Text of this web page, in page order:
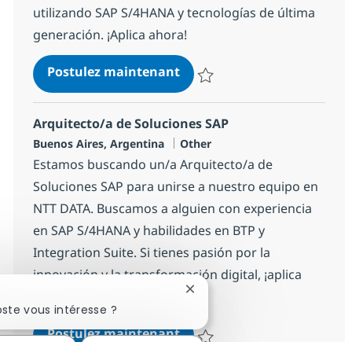
utilizando SAP S/4HANA y tecnologías de última
generación. ¡Aplica ahora!
Postulez maintenantConsultor/a SAP SD SSR
Arquitecto/a de Soluciones SAP
Localisation
Buenos Aires, Argentina Catégorie
Other
Estamos buscando un/a Arquitecto/a de
Soluciones SAP para unirse a nuestro equipo en
NTT DATA. Buscamos a alguien con experiencia
en SAP S/4HANA y habilidades en BTP y
Integration Suite. Si tienes pasión por la
innovación y la transformación digital, ¡aplica
Postulez maintenantArquitecto/a de Soluciones
vous intéresse ?
Fermer la notification du